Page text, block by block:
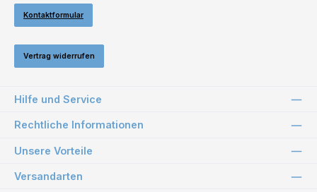
Kontaktformular
Vertrag widerrufen
Hilfe und Service
Rechtliche Informationen
Unsere Vorteile
Versandarten